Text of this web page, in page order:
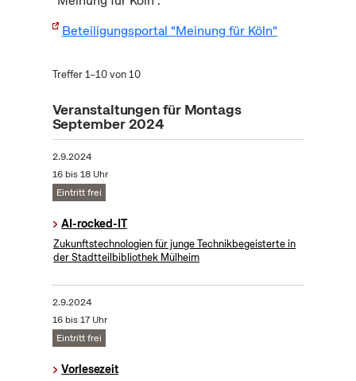
Beteiligungsportal "Meinung für Köln"
Treffer 1–10 von 10
Veranstaltungen für Montags
September 2024
2.9.2024
16 bis 18 Uhr
Eintritt frei
AI-rocked-IT
Zukunftstechnologien für junge Technikbegeisterte in
der Stadtteilbibliothek Mülheim
2.9.2024
16 bis 17 Uhr
Eintritt frei
Vorlesezeit